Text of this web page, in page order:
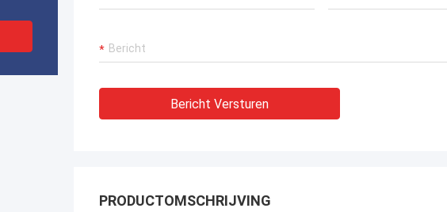
Bericht Versturen
PRODUCTOMSCHRIJVING